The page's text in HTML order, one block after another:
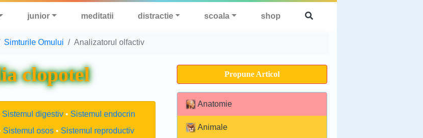
junior meditatii distractie scoala shop
Simturile Omului Analizatorul olfactiv
clopotel
Sistemul digestiv
Sistemul endocrin
Sistemul osos
Sistemul reproductiv
Propune Articol
Anatomie
Animale